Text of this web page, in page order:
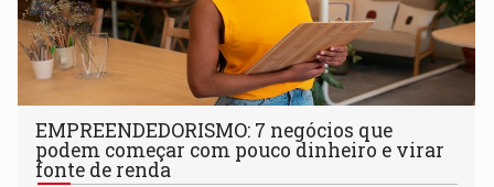
EMPREENDEDORISMO: 7 negócios que
podem começar com pouco dinheiro e virar
fonte de renda